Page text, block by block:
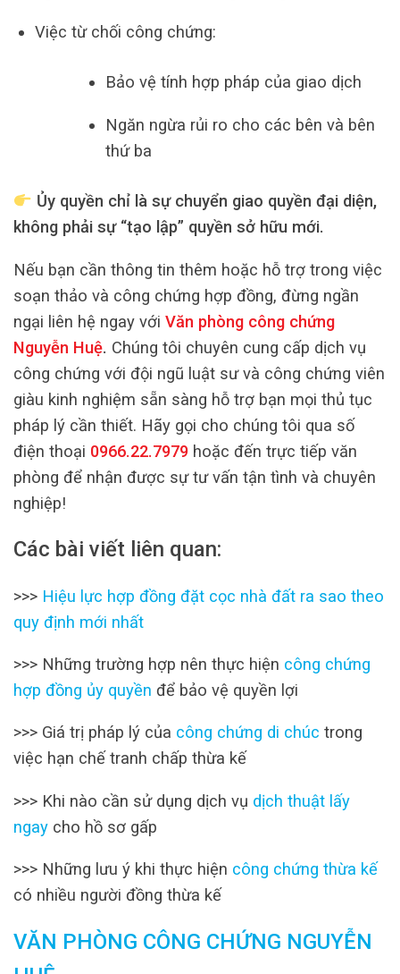
Việc từ chối công chứng:
Bảo vệ tính hợp pháp của giao dịch
Ngăn ngừa rủi ro cho các bên và bên
thứ ba
Ủy quyền chỉ là sự chuyển giao quyền đại diện,
không phải sự “tạo lập” quyền sở hữu mới.
Nếu bạn cần thông tin thêm hoặc hỗ trợ trong việc
soạn thảo và công chứng hợp đồng, đừng ngần
ngại liên hệ ngay với Văn phòng công chứng
Nguyễn Huệ. Chúng tôi chuyên cung cấp dịch vụ
công chứng với đội ngũ luật sư và công chứng viên
giàu kinh nghiệm sẵn sàng hỗ trợ bạn mọi thủ tục
pháp lý cần thiết. Hãy gọi cho chúng tôi qua số
điện thoại 0966.22.7979 hoặc đến trực tiếp văn
phòng để nhận được sự tư vấn tận tình và chuyên
nghiệp!
Các bài viết liên quan:
>>> Hiệu lực hợp đồng đặt cọc nhà đất ra sao theo
quy định mới nhất
>>> Những trường hợp nên thực hiện công chứng
hợp đồng ủy quyền để bảo vệ quyền lợi
>>> Giá trị pháp lý của công chứng di chúc trong
việc hạn chế tranh chấp thừa kế
>>> Khi nào cần sử dụng dịch vụ dịch thuật lấy
ngay cho hồ sơ gấp
>>> Những lưu ý khi thực hiện công chứng thừa kế
có nhiều người đồng thừa kế
VĂN PHÒNG CÔNG CHỨNG NGUYỄN